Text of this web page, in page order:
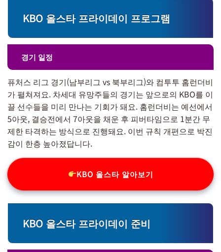
KBO 올스타 프라이데이 프로그램
경기 일정
퓨처스 리그 경기(남부리그 vs 북부리그)와 컴투투 홈런더비
가 펼쳐져요. 차세대 유망주들의 경기는 앞으로의 KBO를 이
끌 선수들을 미리 만나는 기회가 돼요. 홈런더비는 예선에서
5아웃, 결승전에서 7아웃을 채운 후 피버타임으로 1분간 무
제한 타격하는 방식으로 진행돼요. 이번 규칙 개편으로 박진
감이 한층 높아졌답니다.
KBO 올스타 알아보기
KBO 올스타 프라이데이 준비